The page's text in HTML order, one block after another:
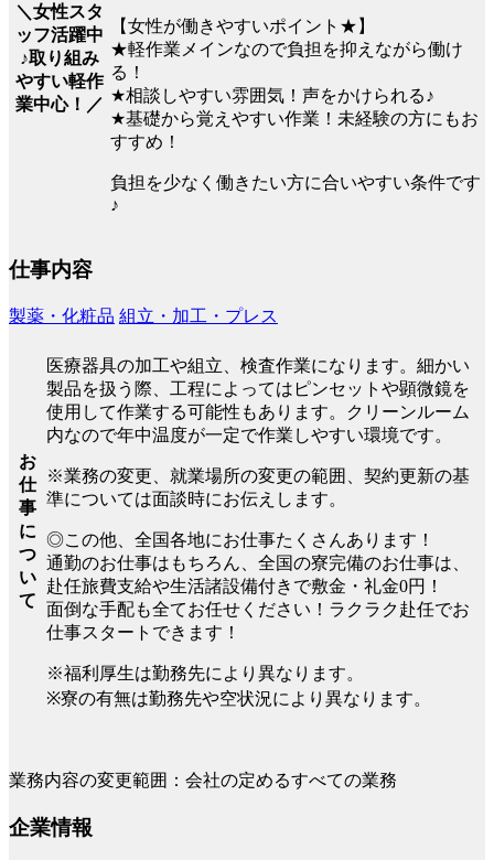
＼女性スタ
ッフ活躍中
♪取り組み
やすい軽作
業中心！／
【女性が働きやすいポイント★】
★軽作業メインなので負担を抑えながら働け
る！
★相談しやすい雰囲気！声をかけられる♪
★基礎から覚えやすい作業！未経験の方にもお
すすめ！
負担を少なく働きたい方に合いやすい条件です
♪
仕事内容
製薬・化粧品 組立・加工・プレス
お
仕
事
に
つ
い
て
医療器具の加工や組立、検査作業になります。細かい
製品を扱う際、工程によってはピンセットや顕微鏡を
使用して作業する可能性もあります。クリーンルーム
内なので年中温度が一定で作業しやすい環境です。
※業務の変更、就業場所の変更の範囲、契約更新の基
準については面談時にお伝えします。
◎この他、全国各地にお仕事たくさんあります！
通勤のお仕事はもちろん、全国の寮完備のお仕事は、
赴任旅費支給や生活諸設備付きで敷金・礼金0円！
面倒な手配も全てお任せください！ラクラク赴任でお
仕事スタートできます！
※福利厚生は勤務先により異なります。
※寮の有無は勤務先や空状況により異なります。
業務内容の変更範囲：会社の定めるすべての業務
企業情報